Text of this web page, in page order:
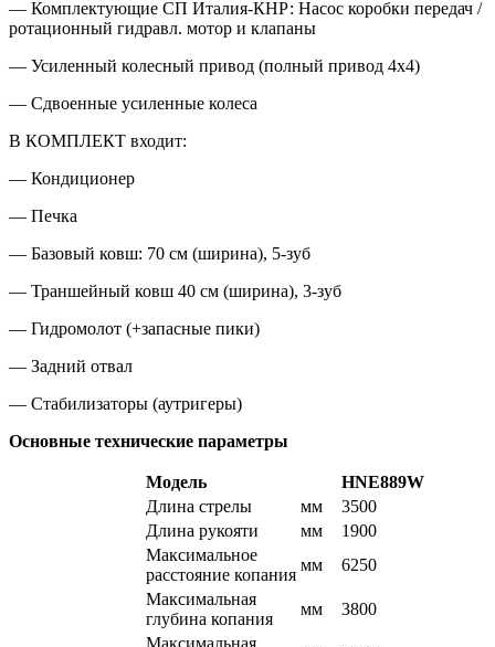
— Комплектующие СП Италия-КНР: Насос коробки передач /
ротационный гидравл. мотор и клапаны
— Усиленный колесный привод (полный привод 4х4)
— Сдвоенные усиленные колеса
В КОМПЛЕКТ входит:
— Кондиционер
— Печка
— Базовый ковш: 70 см (ширина), 5-зуб
— Траншейный ковш 40 см (ширина), 3-зуб
— Гидромолот (+запасные пики)
— Задний отвал
— Стабилизаторы (аутригеры)
Основные технические параметры
Модель HNE889W
Длина стрелы мм
3500
Длина рукояти
мм
1900
Максимальное
расстояние копания
мм
6250
Максимальная
глубина копания
мм
3800
Максимальная